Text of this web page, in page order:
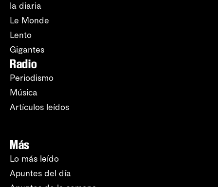
la diaria
Le Monde
Lento
Gigantes
Radio
Periodismo
Música
Artículos leídos
Más
Lo más leído
Apuntes del día